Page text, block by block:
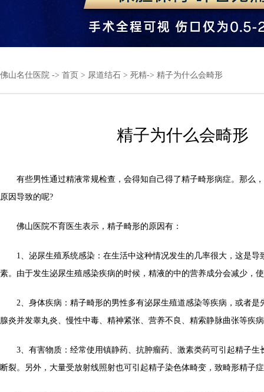
佛山名仕医院 -> 首页 > 尿道结石 > 死精-> 精子为什么会畸形
精子为什么会畸形
有些男性通过精液常规检查，会得知自己得了精子畸形病症。那么，
原因导致的呢?
佛山医院不育医生表示，精子畸形的原因有：
1、泌尿生殖系统感染：在生活中这种情况发生的几率很大，这是导
素。由于发生泌尿生殖感染疾病的时候，精液的中的营养成分会减少，
2、身体疾病：精子畸形的男性多有泌尿生殖道感染等疾病，或者是
腺炎并发睾丸炎、慢性中毒、精神紧张、营养不良、精索静脉曲张等疾
3、有害物质：经常使用镇静药、抗肿瘤药、激素类药可引起精子生
断裂。另外，大量受放射线照射也可引起精子染色体畸变，致畸形精子